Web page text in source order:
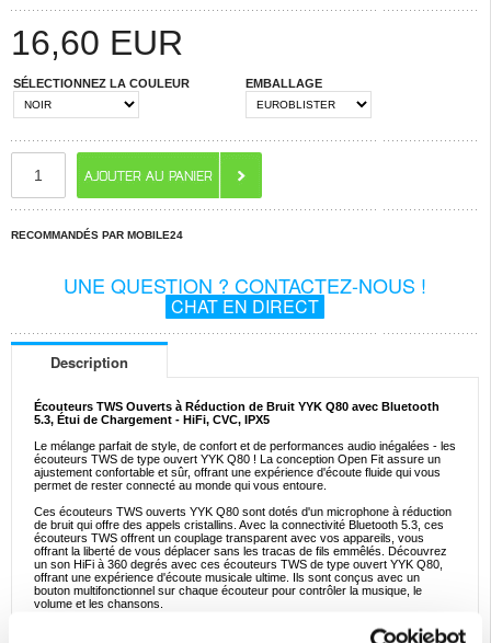
16,60 EUR
SÉLECTIONNEZ LA COULEUR EMBALLAGE
RECOMMANDÉS PAR MOBILE24
UNE QUESTION ? CONTACTEZ-NOUS !
CHAT EN DIRECT
Description
Écouteurs TWS Ouverts à Réduction de Bruit YYK Q80 avec Bluetooth
5.3, Étui de Chargement - HiFi, CVC, IPX5
Le mélange parfait de style, de confort et de performances audio inégalées - les
écouteurs TWS de type ouvert YYK Q80 ! La conception Open Fit assure un
ajustement confortable et sûr, offrant une expérience d'écoute fluide qui vous
permet de rester connecté au monde qui vous entoure.
Ces écouteurs TWS ouverts YYK Q80 sont dotés d'un microphone à réduction
de bruit qui offre des appels cristallins. Avec la connectivité Bluetooth 5.3, ces
écouteurs TWS offrent un couplage transparent avec vos appareils, vous
offrant la liberté de vous déplacer sans les tracas de fils emmêlés. Découvrez
un son HiFi à 360 degrés avec ces écouteurs TWS de type ouvert YYK Q80,
offrant une expérience d'écoute musicale ultime. Ils sont conçus avec un
bouton multifonctionnel sur chaque écouteur pour contrôler la musique, le
volume et les chansons.